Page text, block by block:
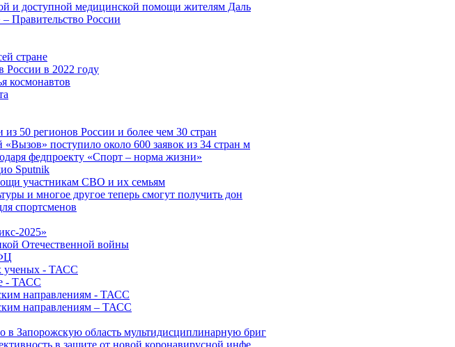
и доступной медицинской помощи жителям Даль
Правительство России
стране
России в 2022 году
космонавтов
50 регионов России и более чем 30 стран
поступило около 600 заявок из 34 стран м
федпроекту «Спорт – норма жизни»
Sputnik
участникам СВО и их семьям
и многое другое теперь смогут получить дон
спортсменов
2025»
Отечественной войны
ученых - ТАСС
- ТАСС
направлениям - ТАСС
направлениям – ТАСС
Запорожскую область мультидисциплинарную бриг
в защите от новой коронавирусной инфе